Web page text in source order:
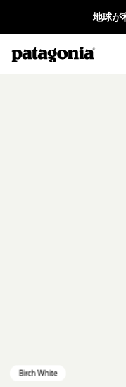
地球が